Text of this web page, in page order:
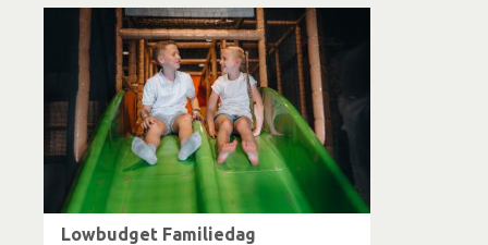
Lowbudget Familiedag